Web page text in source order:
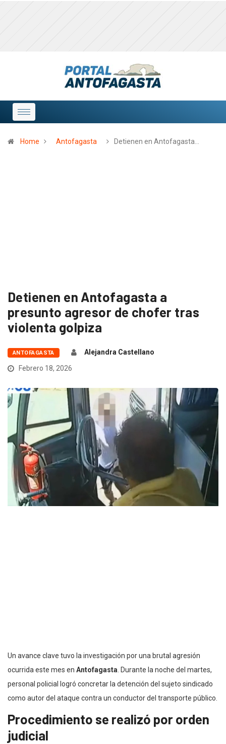
Home Antofagasta Detienen en Antofagasta…
Detienen en Antofagasta a
presunto agresor de chofer tras
violenta golpiza
ANTOFAGASTA
Alejandra Castellano
Febrero 18, 2026
Un avance clave tuvo la investigación por una brutal agresión
ocurrida este mes en Antofagasta. Durante la noche del martes,
personal policial logró concretar la detención del sujeto sindicado
como autor del ataque contra un conductor del transporte público.
Procedimiento se realizó por orden
judicial